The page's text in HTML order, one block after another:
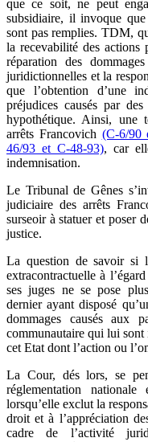
que ce soit, ne peut
subsidiaire, il invoque
sont pas remplies. TDM,
la recevabilité des
réparation des
juridictionnelles et la
que l’obtention d’une
préjudices causés par
hypothétique. Ainsi, une
arrêts Francovich (C-6/90
46/93 et C-48-93), car
indemnisation.
Le Tribunal de Gênes
judiciaire des arrêts
surseoir à statuer et poser
justice.
La question de savoir si
extracontractuelle à
ses juges ne se pose
dernier ayant disposé
dommages causés aux
communautaire qui lui sont
cet Etat dont l’action ou
La Cour, dés lors, se
réglementation
lorsqu’elle exclut la
droit et à l’appréciation
cadre de l’activité